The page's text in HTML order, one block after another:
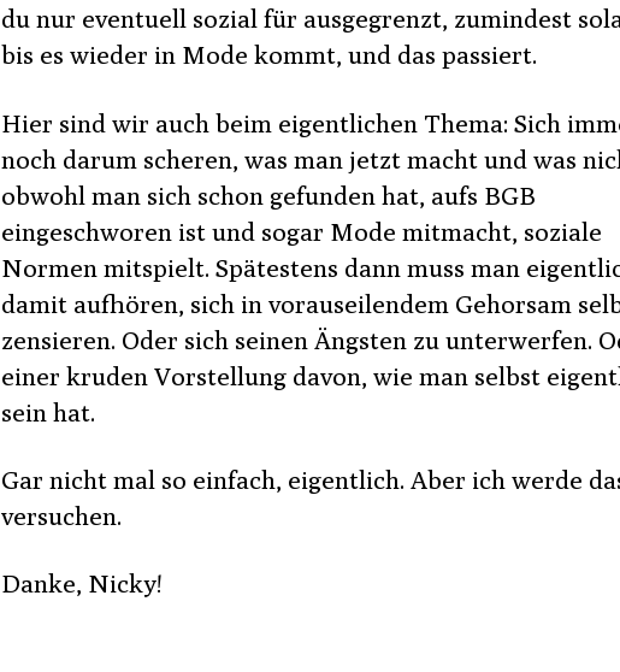
du nur eventuell sozial für ausgegrenzt, zumindest
bis es wieder in Mode kommt, und das passiert.
Hier sind wir auch beim eigentlichen Thema: Sich
noch darum scheren, was man jetzt macht und was
obwohl man sich schon gefunden hat, aufs BGB
eingeschworen ist und sogar Mode mitmacht, soziale
Normen mitspielt. Spätestens dann muss man
damit aufhören, sich in vorauseilendem Gehorsam
zensieren. Oder sich seinen Ängsten zu unterwerfen.
einer kruden Vorstellung davon, wie man selbst
sein hat.
Gar nicht mal so einfach, eigentlich. Aber ich werde
versuchen.
Danke, Nicky!